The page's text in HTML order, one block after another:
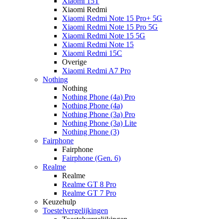
Xiaomi Redmi
Xiaomi Redmi Note 15 Pro+ 5G
Xiaomi Redmi Note 15 Pro 5G
Xiaomi Redmi Note 15 5G
Xiaomi Redmi Note 15
Xiaomi Redmi 15C
Overige
Xiaomi Redmi A7 Pro
Nothing
Nothing
Nothing Phone (4a) Pro
Nothing Phone (4a)
Nothing Phone (3a) Pro
Nothing Phone (3a) Lite
Nothing Phone (3)
Fairphone
Fairphone
Fairphone (Gen. 6)
Realme
Realme
Realme GT 8 Pro
Realme GT 7 Pro
Keuzehulp
Toestelvergelijkingen